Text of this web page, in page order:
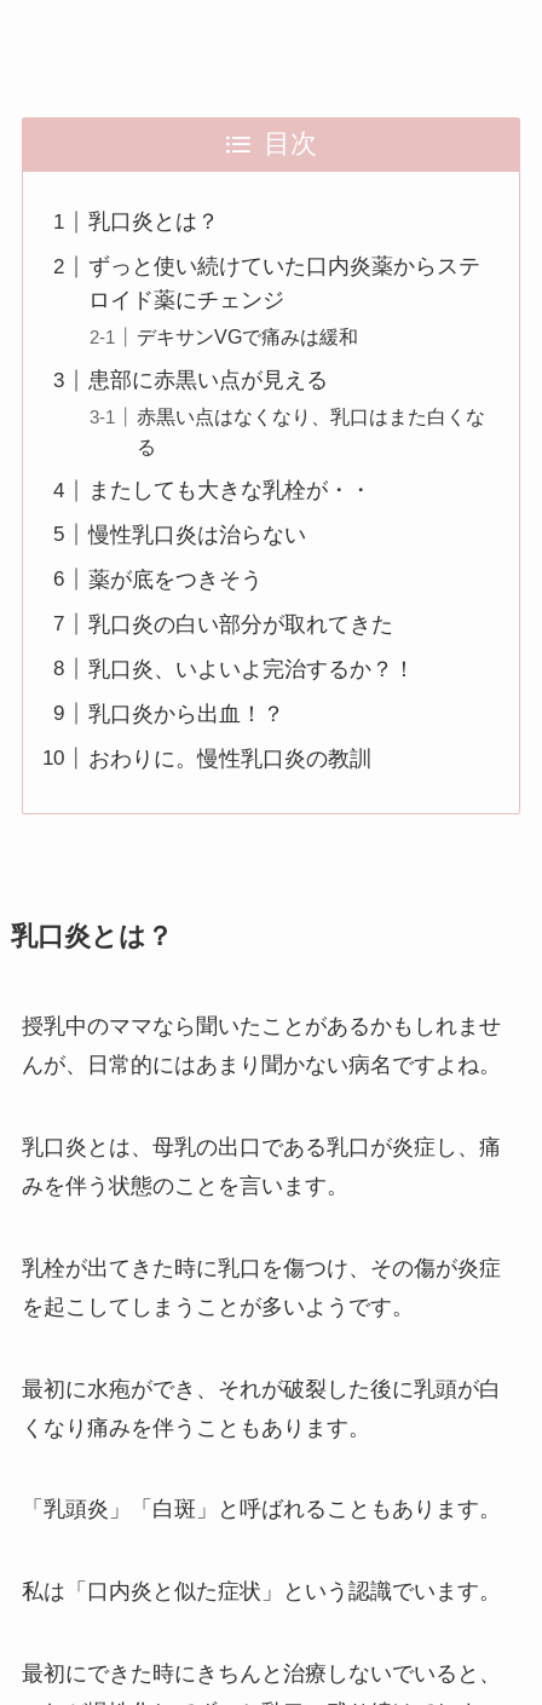
目次
乳口炎とは？
ずっと使い続けていた口内炎薬からステ
ロイド薬にチェンジ
デキサンVGで痛みは緩和
患部に赤黒い点が見える
赤黒い点はなくなり、乳口はまた白くな
る
またしても大きな乳栓が・・
慢性乳口炎は治らない
薬が底をつきそう
乳口炎の白い部分が取れてきた
乳口炎、いよいよ完治するか？！
乳口炎から出血！？
おわりに。慢性乳口炎の教訓
乳口炎とは？
授乳中のママなら聞いたことがあるかもしれませ
んが、日常的にはあまり聞かない病名ですよね。
乳口炎とは、母乳の出口である乳口が炎症し、痛
みを伴う状態のことを言います。
乳栓が出てきた時に乳口を傷つけ、その傷が炎症
を起こしてしまうことが多いようです。
最初に水疱ができ、それが破裂した後に乳頭が白
くなり痛みを伴うこともあります。
「乳頭炎」「白斑」と呼ばれることもあります。
私は「口内炎と似た症状」という認識でいます。
最初にできた時にきちんと治療しないでいると、